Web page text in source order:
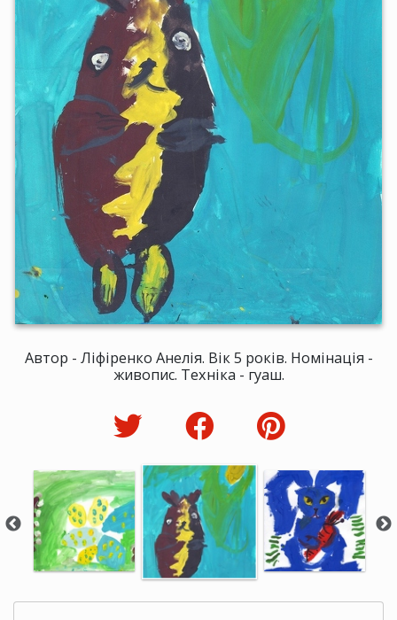
Автор - Ліфіренко Анелія. Вік 5 років. Номінація -
живопис. Техніка - гуаш.